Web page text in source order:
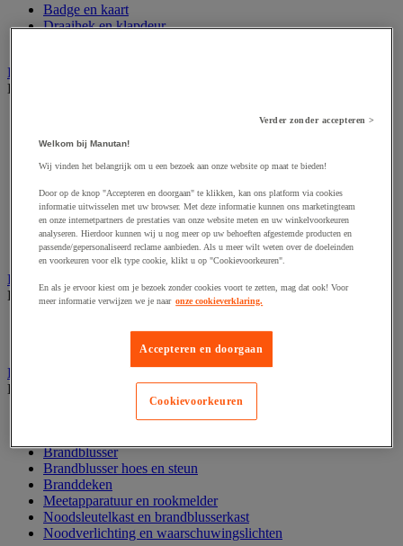
Badge en kaart
Draaihek en klapdeur
Barrière- en beschermingspaal
Bekijk de hele productgroep
Afzetpaal met ketting
Afzetpaal met koord
Beschermende rolbeugel
Modulaire afscherming
Muurhouder met riem
Signaalketting
Bescherming en demper
Bekijk de hele productgroep
Brandpreventie
Bekijk de hele productgroep
Brandblusser
Brandblusser hoes en steun
Branddeken
Meetapparatuur en rookmelder
Noodsleutelkast en brandblusserkast
Noodverlichting en waarschuwingslichten
Verder zonder accepteren >
Welkom bij Manutan!
Wij vinden het belangrijk om u een bezoek aan onze website op maat te bieden!
Door op de knop "Accepteren en doorgaan" te klikken, kan ons platform via cookies
informatie uitwisselen met uw browser. Met deze informatie kunnen ons marketingteam
en onze internetpartners de prestaties van onze website meten en uw winkelvoorkeuren
analyseren. Hierdoor kunnen wij u nog meer op uw behoeften afgestemde producten en
passende/gepersonaliseerd reclame aanbieden. Als u meer wilt weten over de doeleinden
en voorkeuren voor elk type cookie, klikt u op "Cookievoorkeuren".
En als je ervoor kiest om je bezoek zonder cookies voort te zetten, mag dat ook! Voor
meer informatie verwijzen we je naar onze cookieverklaring.
Accepteren en doorgaan
Cookievoorkeuren